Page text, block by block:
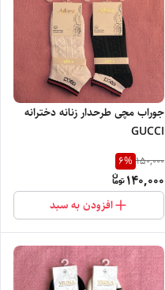
جوراب مچی طرحدار زنانه دخترانه
GUCCI
150,000
6%
140,000
افزودن به سبد